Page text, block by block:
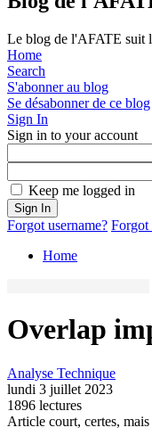
Le blog de l'AFATE suit
Home
Search
S'abonner au blog
Se désabonner de ce blog
Sign In
Sign in to your account
Keep me logged in
Sign In
Forgot username? Forgot
Home
Overlap
Analyse Technique
lundi 3 juillet 2023
1896 lectures
Article court, certes,